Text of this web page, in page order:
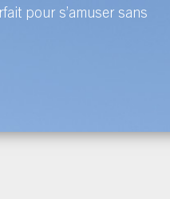
pour s’amuser sans